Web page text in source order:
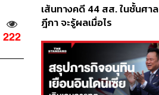
222
เส้นทางคดี 44 สส. ในชั้นศาล
ฎีกา จะรู้ผลเมื่อไร